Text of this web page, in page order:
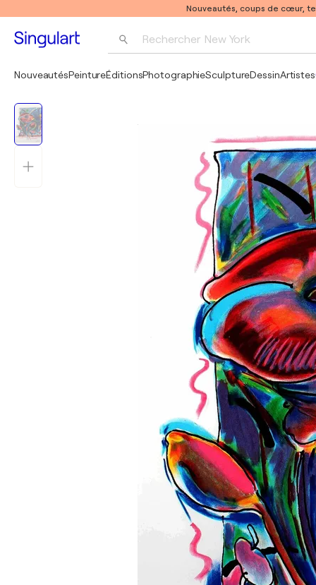
Nouveautés, coups de cœur,
Rechercher New York
NouveautésPeintureÉditionsPhotographieSculptureDessinArtistes